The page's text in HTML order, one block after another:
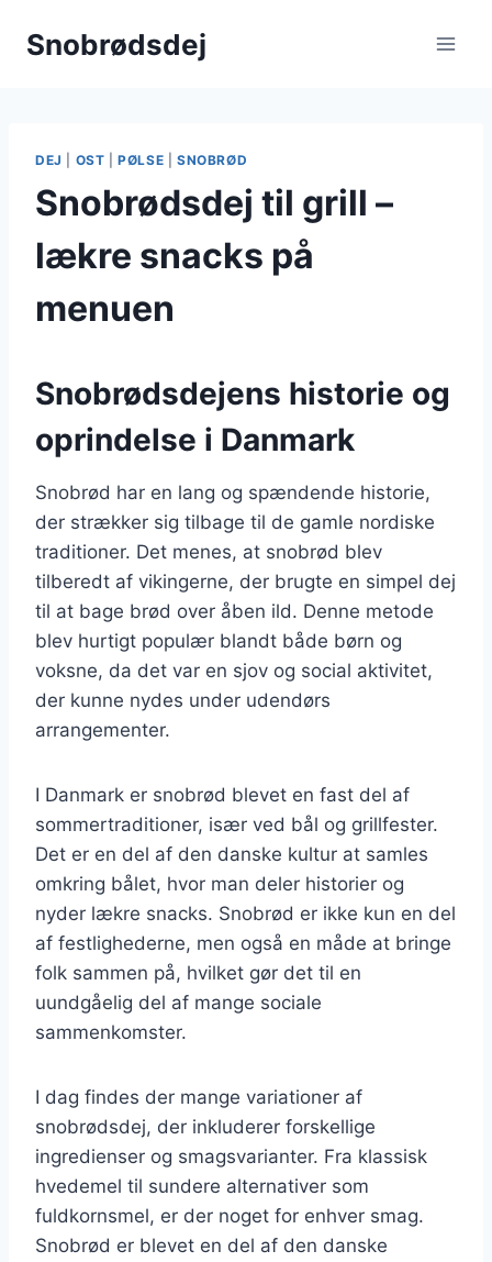
Snobrødsdej
DEJ OST |PØLSE SNOBRØD
Snobrødsdej til grill –
lækre snacks på
menuen
Snobrødsdejens historie og
oprindelse i Danmark
Snobrød har en lang og spændende historie,
der strækker sig tilbage til de gamle nordiske
traditioner. Det menes, at snobrød blev
tilberedt af vikingerne, der brugte en simpel dej
til at bage brød over åben ild. Denne metode
blev hurtigt populær blandt både børn og
voksne, da det var en sjov og social aktivitet,
der kunne nydes under udendørs
arrangementer.
I Danmark er snobrød blevet en fast del af
sommertraditioner, især ved bål og grillfester.
Det er en del af den danske kultur at samles
omkring bålet, hvor man deler historier og
nyder lækre snacks. Snobrød er ikke kun en del
af festlighederne, men også en måde at bringe
folk sammen på, hvilket gør det til en
uundgåelig del af mange sociale
sammenkomster.
I dag findes der mange variationer af
snobrødsdej, der inkluderer forskellige
ingredienser og smagsvarianter. Fra klassisk
hvedemel til sundere alternativer som
fuldkornsmel, er der noget for enhver smag.
Snobrød er blevet en del af den danske